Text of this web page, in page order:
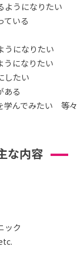
ようになりたい
ている
うになりたい
うになりたい
したい
ある
学んでみたい 等々
な内容
ック